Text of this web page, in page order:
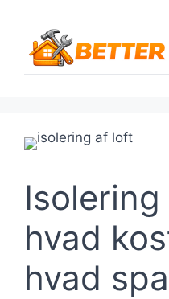
indhold
hvad
hvad